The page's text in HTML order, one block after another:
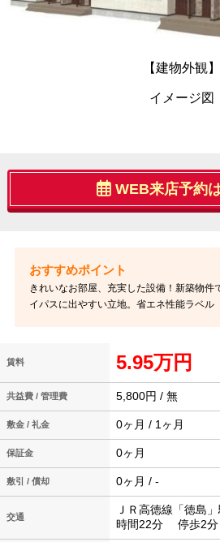
【建物外観】
イメージ図
WEB来店予約
きれいなお部屋、充実した設備！新築物件
イパスに出やすい立地。省エネ性能ラベル
賃料 5.95万円
共益費 / 管理費 5,800円 / 無
敷金 / 礼金 0ヶ月 / 1ヶ月
保証金 0ヶ月
敷引 / 償却 0ヶ月 / -
交通
ＪＲ高徳線「徳島
時間22分 停歩2分